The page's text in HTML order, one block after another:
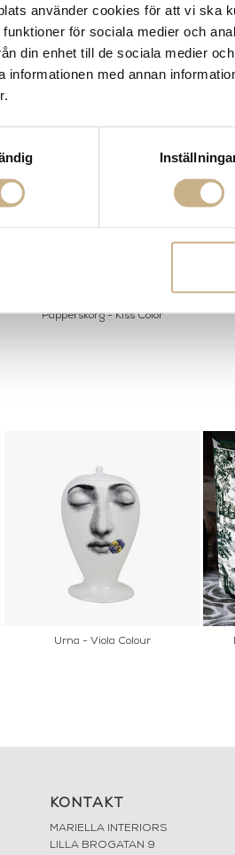
använder cookies för att vi ska
funktioner för sociala medier och
din enhet till de sociala medier
informationen med annan
Papperskorg - Kiss Color
Urna - Viola Colour
KONTAKT
MARIELLA INTERIORS
LILLA BROGATAN 9